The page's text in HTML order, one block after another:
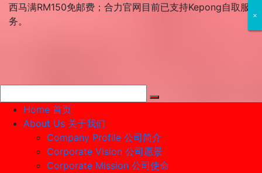
Skip西马满RM150免邮费；合力官网目前已支持Kepong自取服
务。
Home 首页
About Us 关于我们
Company Profile 公司简介
Corporate Vision 公司愿景
Corporate Mission 公司使命
×
×
×